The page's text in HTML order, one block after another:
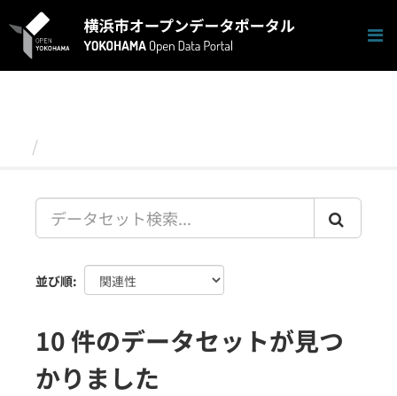
キ
並び順
10 件のデータセットが見つ
かりました